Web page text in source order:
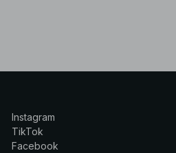
Instagram
TikTok
Facebook